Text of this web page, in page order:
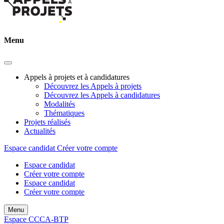
Menu
Appels à projets et à candidatures
Découvrez les Appels à projets
Découvrez les Appels à candidatures
Modalités
Thématiques
Projets réalisés
Actualités
Espace candidat Créer votre compte
Espace candidat
Créer votre compte
Espace candidat
Créer votre compte
Menu
Espace CCCA-BTP